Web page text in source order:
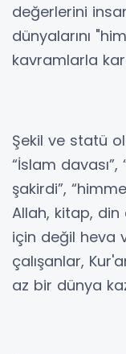
değerlerini
dünyalarını
kavramlarla
Şekil ve statü
“İslam davası”,
şakirdi”,
Allah, kitap,
için değil heva
çalışanlar,
az bir dünya